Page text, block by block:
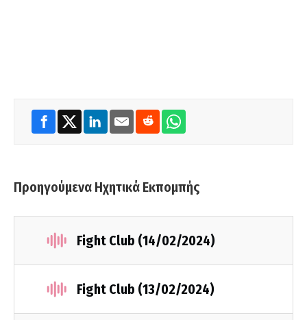
Προηγούμενα Ηχητικά Εκπομπής
Fight Club (14/02/2024)
Fight Club (13/02/2024)